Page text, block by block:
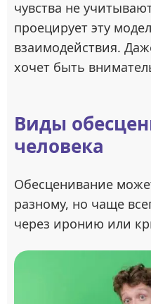
чувства не
проецирует эту
взаимодействия.
хочет быть
Виды
человека
Обесценивание
разному, но чаще
через иронию или